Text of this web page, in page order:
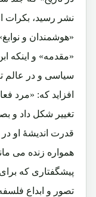
نشر رسید، بکرات
«هوشمندان و
«مقدمه» و اینکه
سیاسی و در عالم
افزاید که: «مرد
تغییر شکل داد و
قدرت اندیشۀ او
همواره زنده می
پیشگفتاری که
تصور و ابداع